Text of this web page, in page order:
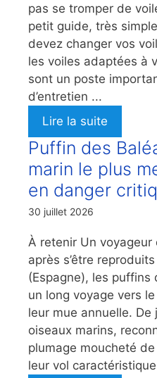
pas se tromper de
petit guide, très
devez changer vos
les voiles adaptées à
sont un poste
d’entretien ...
Lire la suite
Puffin des
marin le plus
en danger
30 juillet 2026
À retenir Un voyageur
après s’être
(Espagne), les puffins
un long voyage vers
leur mue annuelle.
oiseaux marins,
plumage moucheté
leur vol